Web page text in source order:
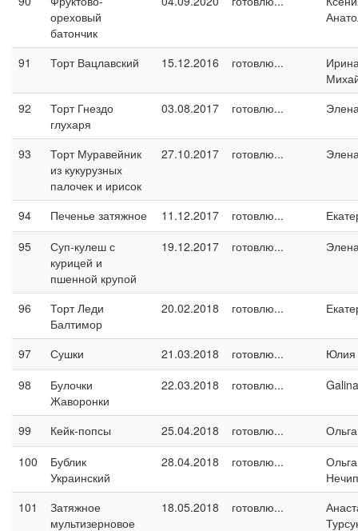
ореховый
батончик
91 Торт Вацлавский 15.12.2016 готовлю...
92
Торт Гнездо
глухаря
03.08.2017 готовлю...
93
Торт Муравейник
из кукурузных
палочек и ирисок
27.10.2017 готовлю...
94 Печенье затяжное 11.12.2017 готовлю...
95
Суп-кулеш с
курицей и
пшенной крупой
19.12.2017 готовлю...
96
Торт Леди
Балтимор
20.02.2018 готовлю...
97 Сушки 21.03.2018 готовлю...
Юлия
98
Булочки
Жаворонки
22.03.2018 готовлю...
99 Кейк-попсы 25.04.2018 готовлю...
100
Бублик
Украинский
28.04.2018 готовлю...
Ольга
101
Затяжное
мультизерновое
18.05.2018 готовлю...